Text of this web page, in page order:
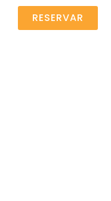
RESERVAR
RESERVAR